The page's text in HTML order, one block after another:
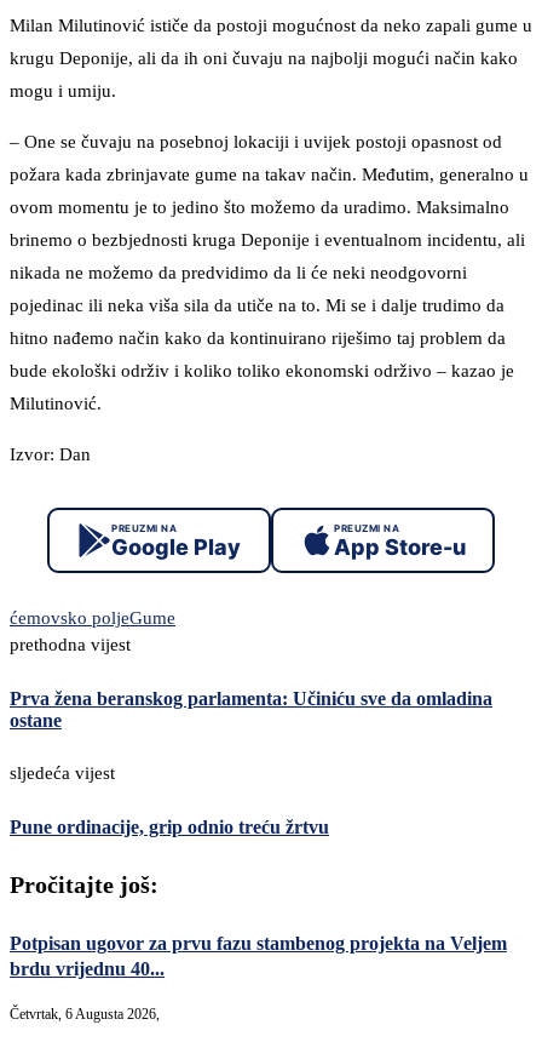
Milan Milutinović ističe da postoji mogućnost da neko zapali gume u
krugu Deponije, ali da ih oni čuvaju na najbolji mogući način kako
mogu i umiju.
– One se čuvaju na posebnoj lokaciji i uvijek postoji opasnost od
požara kada zbrinjavate gume na takav način. Međutim, generalno u
ovom momentu je to jedino što možemo da uradimo. Maksimalno
brinemo o bezbjednosti kruga Deponije i eventualnom incidentu, ali
nikada ne možemo da predvidimo da li će neki neodgovorni
pojedinac ili neka viša sila da utiče na to. Mi se i dalje trudimo da
hitno nađemo način kako da kontinuirano riješimo taj problem da
bude ekološki održiv i koliko toliko ekonomski održivo – kazao je
Milutinović.
Izvor: Dan
PREUZMI NA
Google Play
PREUZMI NA
App Store-u
ćemovsko poljeGume
prethodna vijest
Prva žena beranskog parlamenta: Učiniću sve da omladina
ostane
sljedeća vijest
Pune ordinacije, grip odnio treću žrtvu
Pročitajte još:
Potpisan ugovor za prvu fazu stambenog projekta na Veljem
brdu vrijednu 40...
Četvrtak, 6 Augusta 2026,